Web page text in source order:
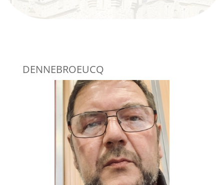
DENNEBROEUCQ